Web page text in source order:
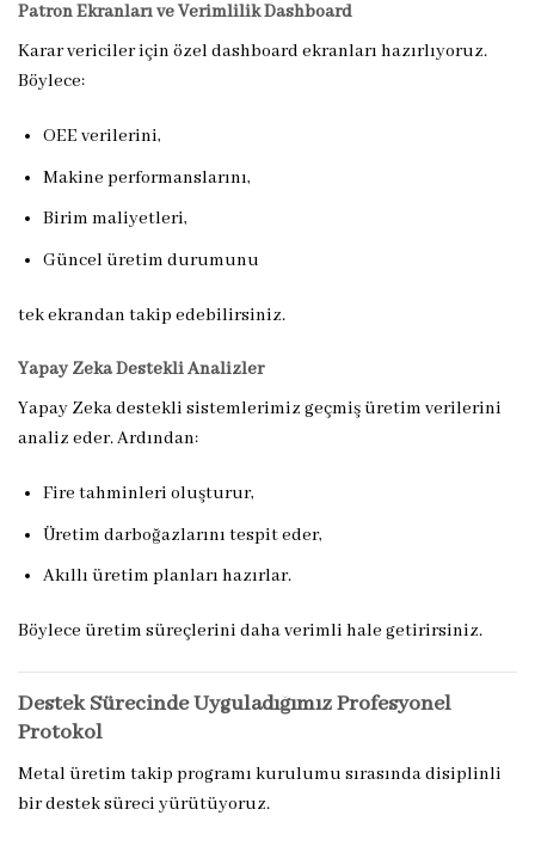
Patron Ekranları ve Verimlilik Dashboard
Karar vericiler için özel dashboard ekranları hazırlıyoruz.
Böylece:
OEE verilerini,
Makine performanslarını,
Birim maliyetleri,
Güncel üretim durumunu
tek ekrandan takip edebilirsiniz.
Yapay Zeka Destekli Analizler
Yapay Zeka destekli sistemlerimiz geçmiş üretim verilerini
analiz eder. Ardından:
Fire tahminleri oluşturur,
Üretim darboğazlarını tespit eder,
Akıllı üretim planları hazırlar.
Böylece üretim süreçlerini daha verimli hale getirirsiniz.
Destek Sürecinde Uyguladığımız Profesyonel
Protokol
Metal üretim takip programı kurulumu sırasında disiplinli
bir destek süreci yürütüyoruz.